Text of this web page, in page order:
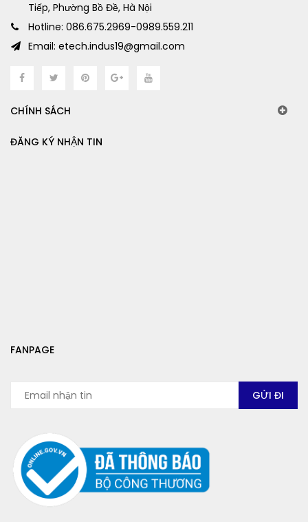
Tiếp, Phường Bồ Đề, Hà Nội
Hotline: 086.675.2969-0989.559.211
Email: etech.indus19@gmail.com
CHÍNH SÁCH
ĐĂNG KÝ NHẬN TIN
FANPAGE